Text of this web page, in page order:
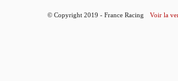
© Copyright 2019 - France Racing Voir la